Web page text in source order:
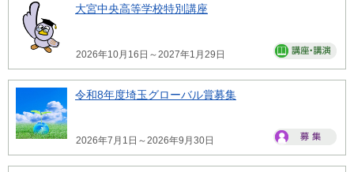
大宮中央高等学校特別講座
2026年10月16日～2027年1月29日
令和8年度埼玉グローバル賞募集
2026年7月1日～2026年9月30日